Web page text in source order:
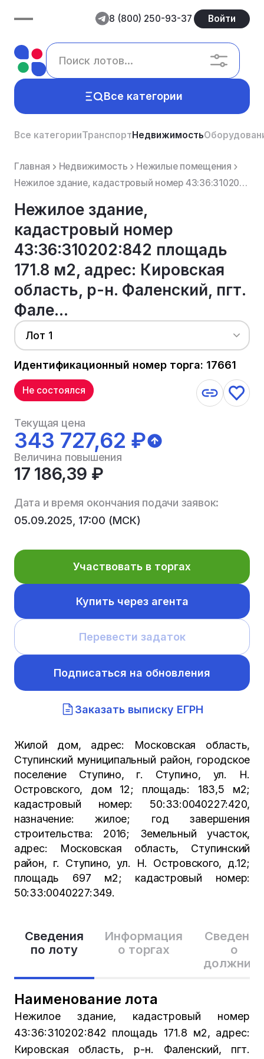
8 (800) 250-93-37 Войти
Все категории
Все категорииТранспортНедвижимость
Главная Недвижимость
Нежилые помещения
Нежилое здание, кадастровый номер 43:36:310202:842 площадь 171.8 м2, адрес: Кировская область, р-н. ...
Нежилое здание,
кадастровый номер
43:36:310202:842 площадь
171.8 м2, адрес: Кировская
область, р-н. Фаленский, пгт.
Фале...
Лот 1
Идентификационный номер торга: 17661
Сведения
по лоту
Информация
о торгах
Сведения
о
Наименование лота
Нежилое здание, кадастровый номер
43:36:310202:842 площадь 171.8 м2, адрес:
Кировская область, р-н. Фаленский, пгт.
Не состоялся
Текущая цена
343 727,62 ₽
Величина повышения
17 186,39 ₽
Дата и время окончания подачи заявок:
05.09.2025, 17:00 (МСК)
Участвовать в торгах
Купить через агента
Перевести задаток
Подписаться на обновления
Заказать выписку ЕГРН
Жилой дом, адрес: Московская область,
Ступинский муниципальный район, городское
поселение Ступино, г. Ступино, ул. Н.
Островского, дом 12; площадь: 183,5 м2;
кадастровый номер: 50:33:0040227:420,
назначение: жилое; год завершения
строительства: 2016; Земельный участок,
адрес: Московская область, Ступинский
район, г. Ступино, ул. Н. Островского, д.12;
площадь 697 м2; кадастровый номер:
50:33:0040227:349.